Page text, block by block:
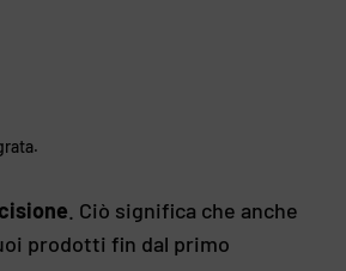
. Ciò significa che anche
prodotti fin dal primo